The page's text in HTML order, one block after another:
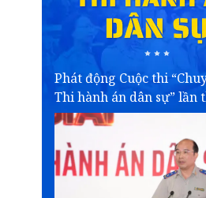
Phát động Cuộc thi
Thi hành án dân sự” lần